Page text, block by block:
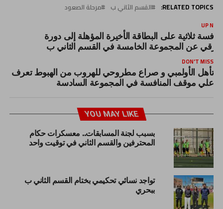
RELATED TOPICS: القسم الثاني ب مرحلة الصعود
UP
ثلاثية على البطاقة الأخيرة المؤهلة إلى دورة
عن المجموعة الخامسة في القسم الثاني ب
DON'T MISS
تأهل الأولمبي و صراع مطروحي للهروب من الهبوط تعرف
علي موقف المنافسة في المجموعة السادسة
YOU MAY LIKE
بسبب لجنة المسابقات.. معسكرات حكام
المحترفين والقسم الثاني في توقيت واحد
تواجد نسائي تحكيمي بختام القسم الثاني ب
ببحري